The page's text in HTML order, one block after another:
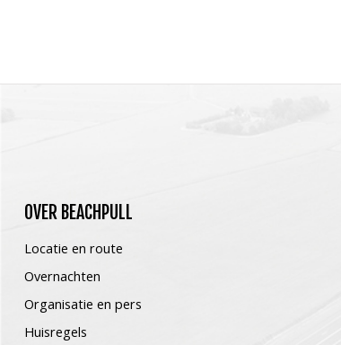
OVER BEACHPULL
Locatie en route
Overnachten
Organisatie en pers
Huisregels